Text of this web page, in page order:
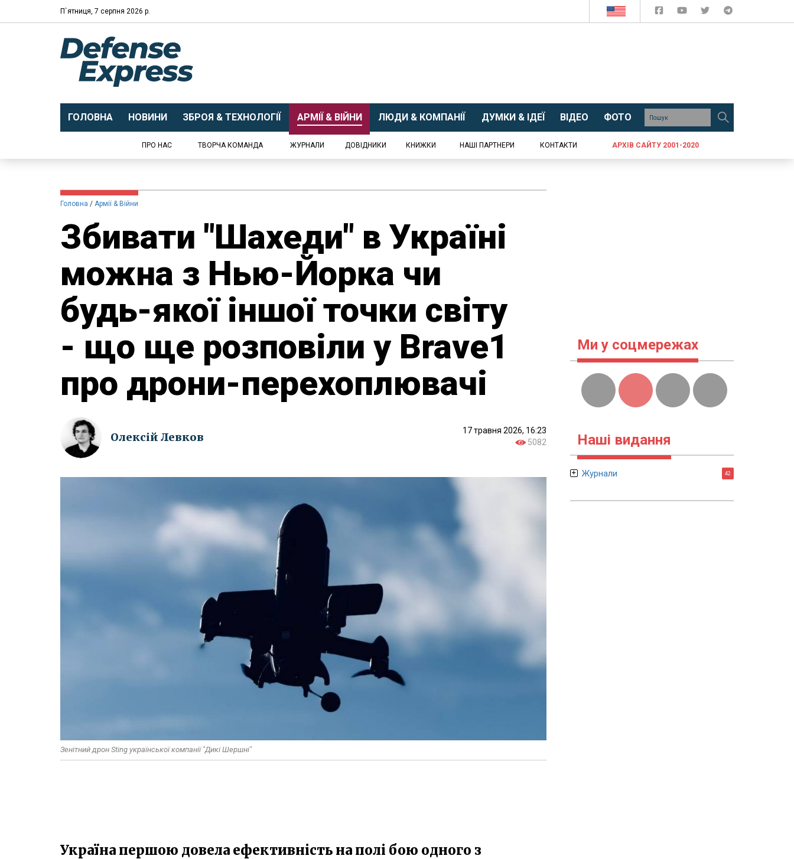
П`ятниця, 7 серпня 2026 р.
ГОЛОВНА НОВИНИ ЗБРОЯ & ТЕХНОЛОГІЇ АРМІЇ & ВІЙНИ ЛЮДИ & КОМПАНІЇ ДУМКИ & ІДЕЇ ВІДЕО ФОТО
ПРО НАС ТВОРЧА КОМАНДА ЖУРНАЛИ ДОВІДНИКИ КНИЖКИ НАШІ ПАРТНЕРИ КОНТАКТИ АРХІВ САЙТУ 2001-2020
Головна Армії & Війни
Збивати "Шахеди" в Україні
можна з Нью-Йорка чи
будь-якої іншої точки світу
- що ще розповіли у Brave1
про дрони-перехоплювачі
Олексій Левков
17 травня 2026, 16:23
5082
Зенітний дрон Sting української компанії "Дикі Шершні"
Україна першою довела ефективність на полі бою одного з
Ми у соцмережах
Наші видання
Журнали 42